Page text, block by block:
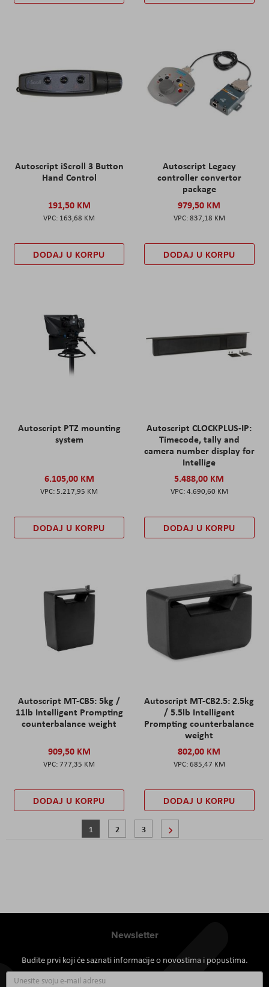
Autoscript iScroll 3 Button
Hand Control
191,50 KM
163,68 KM
DODAJ U KORPU
Autoscript Legacy
controller convertor
package
979,50 KM
837,18 KM
DODAJ U KORPU
Autoscript PTZ mounting
system
6.105,00 KM
5.217,95 KM
DODAJ U KORPU
Autoscript CLOCKPLUS-IP:
Timecode, tally and
camera number display for
Intellige
5.488,00 KM
4.690,60 KM
DODAJ U KORPU
Autoscript MT-CB5: 5kg /
11lb Intelligent Prompting
counterbalance weight
909,50 KM
777,35 KM
DODAJ U KORPU
Autoscript MT-CB2.5: 2.5kg
/ 5.5lb Intelligent
Prompting counterbalance
weight
802,00 KM
685,47 KM
DODAJ U KORPU
Stranica
Trenutno pregledavate stranicu
1 Stranica
2 Stranica
3
Newsletter
Budite prvi koji će saznati informacije o novostima i popustima.